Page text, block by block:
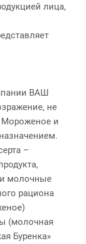
лица,
ВАШ
не
Мороженое и
–
молочные
рациона
(молочная
Буренка»